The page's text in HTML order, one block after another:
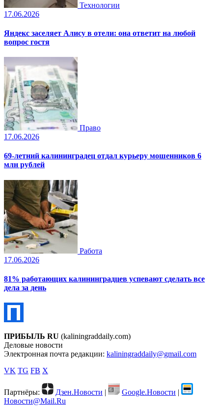
Технологии
17.06.2026
Яндекс заселяет Алису в отели: она ответит на любой
вопрос гостя
Право
17.06.2026
69-летний калининградец отдал курьеру мошенников 6
млн рублей
Работа
17.06.2026
81% работающих калининградцев успевают сделать все
дела за день
ПРИБЫЛЬ RU (kaliningraddaily.com)
Деловые новости
Электронная почта редакции: kaliningraddaily@gmail.com
VK TG FB X
Партнёры: Дзен.Новости | Google.Новости |
Новости@Mail.Ru